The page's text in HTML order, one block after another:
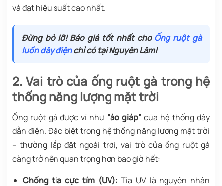
và đạt hiệu suất cao nhất.
Đừng bỏ lỡ! Báo giá tốt nhất cho Ống ruột gà
luồn dây điệnchỉ có tại Nguyên Lâm!
2. Vai trò của ống ruột gà trong hệ
thống năng lượng mặt trời
Ống ruột gà được ví như “áo giáp”của hệ thống dây
dẫn điện. Đặc biệt trong hệ thống năng lượng mặt trời
– thường lắp đặt ngoài trời, vai trò của ống ruột gà
càng trở nên quan trọng hơn bao giờ hết:
Chống tia cực tím (UV): Tia UV là nguyên nhân